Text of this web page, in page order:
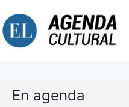
al
contenido
En agenda